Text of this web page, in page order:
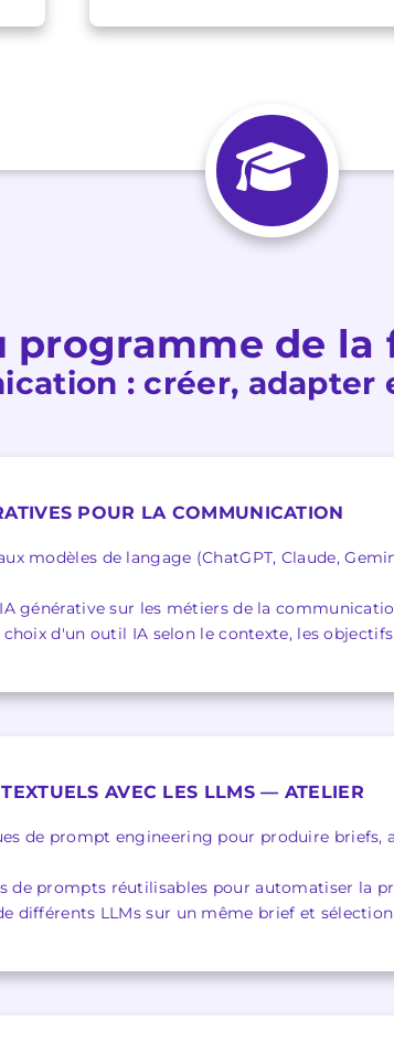
programme de la
: créer,
POUR LA COMMUNICATION
modèles de langage (ChatGPT, Claude,
générative sur les métiers de la
choix d'un outil IA selon le contexte, les
AVEC LES LLMS — ATELIER
de prompt engineering pour produire briefs,
de prompts réutilisables pour automatiser la
différents LLMs sur un même brief et